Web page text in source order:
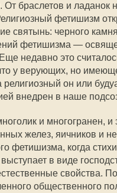
От браслетов и
фетишизм
святынь: черного
фетишизма —
недавно это
у верующих, но
религиозный он или
внедрен в наше
и многогранен,
желез, яичников и
фетишизма, когда
в виде
свойства.
общественного